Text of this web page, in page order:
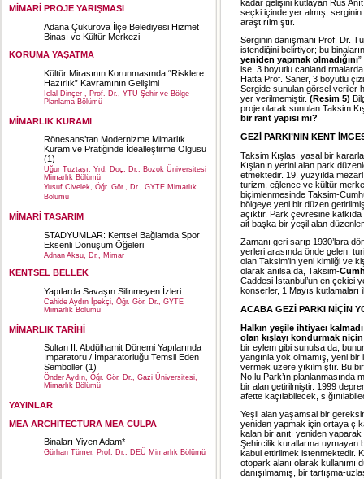
MİMARİ PROJE YARIŞMASI
Adana Çukurova İlçe Belediyesi Hizmet
Binası ve Kültür Merkezi
KORUMA YAŞATMA
Kültür Mirasının Korunmasında “Risklere
Hazırlık” Kavramının Gelişimi
İclal Dinçer , Prof. Dr., YTÜ Şehir ve Bölge
Planlama Bölümü
MİMARLIK KURAMI
Rönesans’tan Modernizme Mimarlık
Kuram ve Pratiğinde İdealleştirme Olgusu
(1)
Uğur Tuztaşı, Yrd. Doç. Dr., Bozok Üniversitesi
Mimarlık Bölümü
Yusuf Civelek, Öğr. Gör., Dr., GYTE Mimarlık
Bölümü
MİMARİ TASARIM
STADYUMLAR: Kentsel Bağlamda Spor
Eksenli Dönüşüm Öğeleri
Adnan Aksu, Dr., Mimar
KENTSEL BELLEK
Yapılarda Savaşın Silinmeyen İzleri
Cahide Aydın İpekçi, Öğr. Gör. Dr., GYTE
Mimarlık Bölümü
MİMARLIK TARİHİ
Sultan II. Abdülhamit Dönemi Yapılarında
İmparatoru / İmparatorluğu Temsil Eden
Semboller (1)
Önder Aydın, Öğr. Gör. Dr., Gazi Üniversitesi,
Mimarlık Bölümü
YAYINLAR
MEA ARCHITECTURA MEA CULPA
Binaları Yiyen Adam*
Gürhan Tümer, Prof. Dr., DEÜ Mimarlık Bölümü
kadar gelişini kutlayan Rus
seçki içinde yer almış; serginin
araştırılmıştır.
Serginin danışmanı Prof. Dr.
istendiğini belirtiyor; bu binaların
yeniden yapmak olmadığını
ise, 3 boyutlu
Hatta Prof. Saner, 3 boyutlu
Sergide sunulan görsel veriler
yer verilmemiştir. (Resim 5)
proje olarak sunulan Taksim
bir rant yapısı mı?
GEZİ PARKI’NIN KENT
Taksim Kışlası yasal bir
Kışlanın yerini alan park
etmektedir. 19. yüzyılda
turizm, eğlence ve kültür
biçimlenmesinde Taksim-
bölgeye yeni bir düzen
açıktır. Park çevresine
ait başka bir yeşil alan
Zamanı geri sarıp 1930’lara
yerleri arasında önde gelen,
olan Taksim’in yeni kimliği ve
olarak anılsa da, Taksim-
Caddesi İstanbul’un en çekici
konserler, 1 Mayıs
ACABA GEZİ PARKI NİÇİN
Halkın yeşile ihtiyacı
olan kışlayı kondurmak
bir eylem gibi sunulsa da,
yangınla yok olmamış, yeni bir
vermek üzere yıkılmıştır. Bu
No.lu Park’ın
bir alan getirilmiştir. 1999
afette kaçılabilecek,
Yeşil alan yaşamsal bir
yeniden yapmak için ortaya
kalan bir anıtı yeniden
Şehircilik kurallarına uymayan
kabul ettirilmek istenmektedir.
otopark alanı olarak
danışılmamış, bir tartışma-